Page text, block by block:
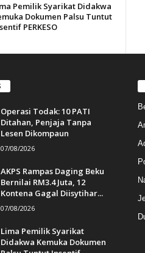
Pemilik Syarikat Didakwa
Dokumen Palsu Tuntut
PERKESO
Operasi Todak: 10 PATI
Ditahan, Penjaja Tanpa
Lesen Dikompaun
07/08/2026
AKPS Rampas Daging Beku
Bernilai RM3.4 Juta, 12
Kontena Gagal Diisytihar...
07/08/2026
Lima Pemilik Syarikat
Didakwa Kemuka Dokumen